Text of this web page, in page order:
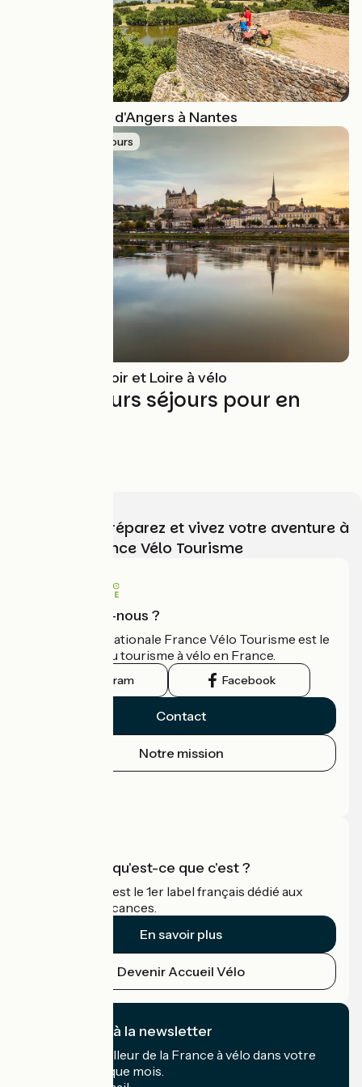
La Loire à Vélo d'Angers à Nantes
Idée de parcours
Boucle entre Loir et Loire à vélo
Les meilleurs séjours pour en
Choisissez, préparez et vivez votre aventure à
vélo avec France Vélo Tourisme
Qui sommes-nous ?
L'association nationale France Vélo Tourisme est le
guide officiel du tourisme à vélo en France.
Instagram Facebook
Contact
Notre mission
Accueil Vélo qu'est-ce que c'est ?
Accueil Vélo c'est le 1er label français dédié aux
cyclistes en vacances.
En savoir plus
Devenir Accueil Vélo
Je m'abonne à la newsletter
Recevez le meilleur de la France à vélo dans votre
boîte mail chaque mois.